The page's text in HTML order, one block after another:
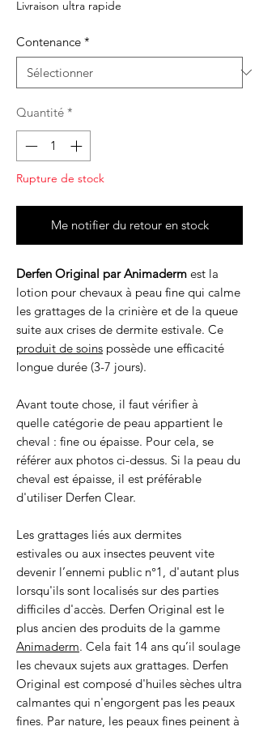
Livraison ultra rapide
Contenance *
Quantité *
Rupture de stock
Me notifier du retour en stock
Derfen Original par Animaderm est la
lotion pour chevaux à peau fine qui calme
les grattages de la crinière et de la queue
suite aux crises de dermite estivale. Ce
produit de soins possède une efficacité
longue durée (3-7 jours).
Avant toute chose, il faut vérifier à
quelle catégorie de peau appartient le
cheval : fine ou épaisse. Pour cela, se
référer aux photos ci-dessus. Si la peau du
cheval est épaisse, il est préférable
d'utiliser Derfen Clear.
Les grattages liés aux dermites
estivales ou aux insectes peuvent vite
devenir l’ennemi public n°1, d'autant plus
lorsqu'ils sont localisés sur des parties
difficiles d'accès. Derfen Original est le
plus ancien des produits de la gamme
Animaderm. Cela fait 14 ans qu’il soulage
les chevaux sujets aux grattages. Derfen
Original est composé d'huiles sèches ultra
calmantes qui n'engorgent pas les peaux
fines. Par nature, les peaux fines peinent à